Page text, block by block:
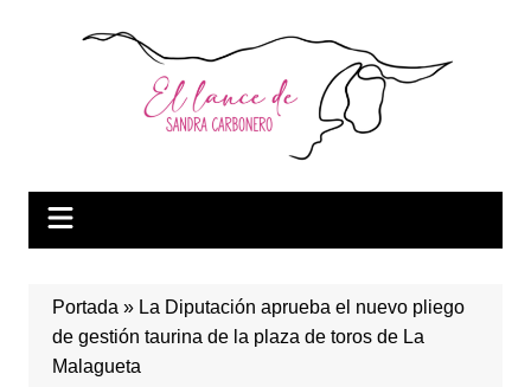
Portada » La Diputación aprueba el nuevo pliego
de gestión taurina de la plaza de toros de La
Malagueta